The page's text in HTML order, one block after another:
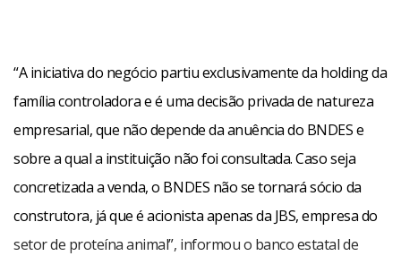
“A iniciativa do negócio partiu exclusivamente da holding da
família controladora e é uma decisão privada de natureza
empresarial, que não depende da anuência do BNDES e
sobre a qual a instituição não foi consultada. Caso seja
concretizada a venda, o BNDES não se tornará sócio da
construtora, já que é acionista apenas da JBS, empresa do
setor de proteína animal”, informou o banco estatal de